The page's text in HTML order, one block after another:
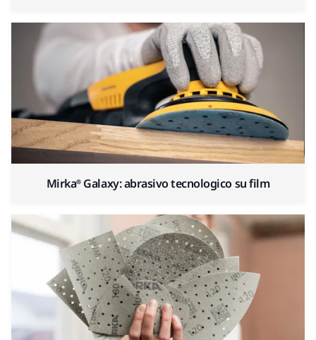
Mirka® Galaxy: abrasivo tecnologico su film